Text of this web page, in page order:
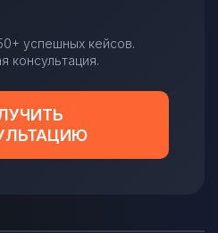
успешных кейсов.
консультация.